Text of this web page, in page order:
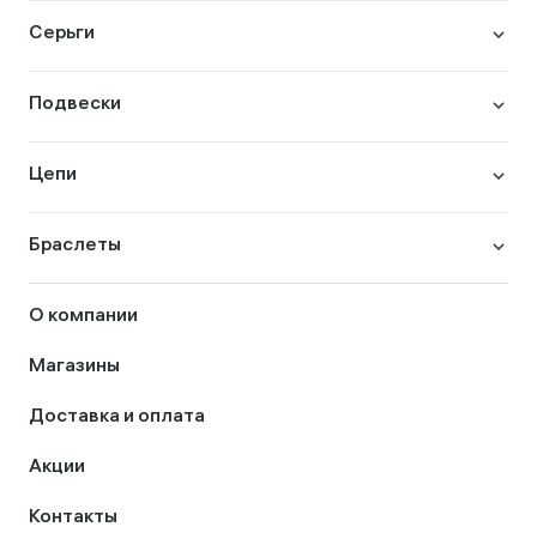
Серьги
Подвески
Цепи
Браслеты
О компании
Магазины
Доставка и оплата
Акции
Контакты